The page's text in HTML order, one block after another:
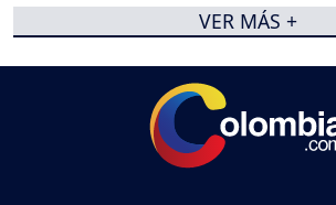
VER MÁS +